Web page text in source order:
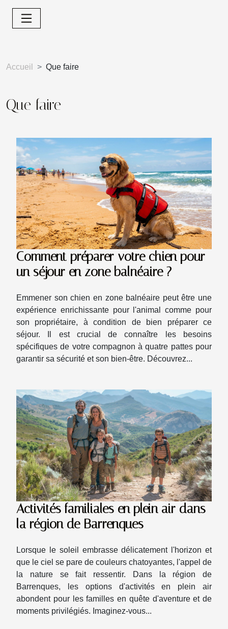
Accueil Que faire
Que faire
Comment préparer votre chien pour
un séjour en zone balnéaire ?
Emmener son chien en zone balnéaire peut être une
expérience enrichissante pour l'animal comme pour
son propriétaire, à condition de bien préparer ce
séjour. Il est crucial de connaître les besoins
spécifiques de votre compagnon à quatre pattes pour
garantir sa sécurité et son bien-être. Découvrez...
Activités familiales en plein air dans
la région de Barrenques
Lorsque le soleil embrasse délicatement l'horizon et
que le ciel se pare de couleurs chatoyantes, l'appel de
la nature se fait ressentir. Dans la région de
Barrenques, les options d'activités en plein air
abondent pour les familles en quête d'aventure et de
moments privilégiés. Imaginez-vous...